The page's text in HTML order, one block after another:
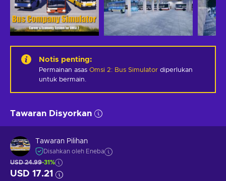
Notis penting:
Permainan asas Omsi 2: Bus Simulator diperlukan
untuk bermain.
Tawaran Disyorkan
Tawaran Pilihan
Disahkan oleh Eneba
USD 24.99-31%
USD 17.21